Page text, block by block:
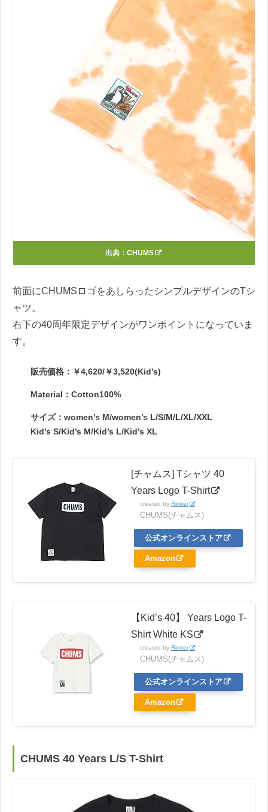
出典： CHUMS
前面にCHUMSロゴをあしらったシンプルデザインのTシ
ャツ。
右下の40周年限定デザインがワンポイントになっていま
す。
販売価格：￥4,620/￥3,520(Kid’s)
Material：Cotton100%
サイズ：women’s M/women’s L/S/M/L/XL/XXL
Kid’s S/Kid’s M/Kid’s L/Kid’s XL
[チャムス] Tシャツ 40
Years Logo T-Shirt
created by Rinker
CHUMS(チャムス)
公式オンラインストア
Amazon
【Kid’s 40】 Years Logo T-
Shirt White KS
created by Rinker
CHUMS(チャムス)
公式オンラインストア
Amazon
CHUMS 40 Years L/S T-Shirt